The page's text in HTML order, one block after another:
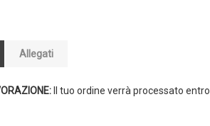
Allegati
: Il tuo ordine verrà processato entro